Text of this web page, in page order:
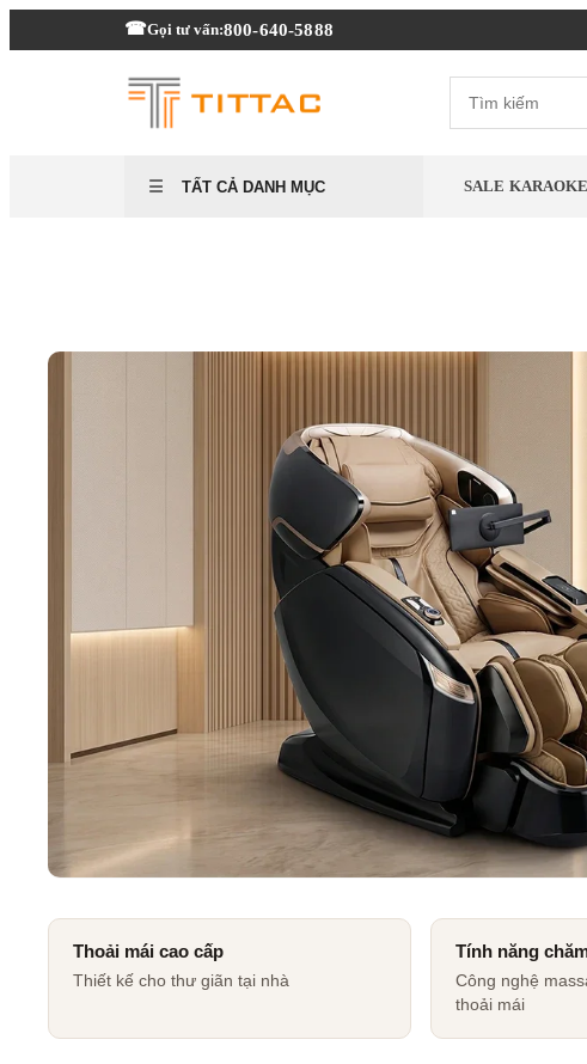
Gọi tư vấn:800-640-5888
TẤT CẢ DANH MỤC SALE
Thoải mái cao cấp
Thiết kế cho thư giãn tại nhà
Tính năng
Công nghệ
thoải mái